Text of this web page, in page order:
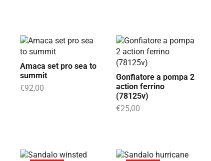
Amaca set pro sea to
summit
€92,00
Gonfiatore a pompa 2
action ferrino
(78125v)
€25,00